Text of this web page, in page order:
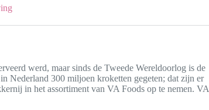
werd, maar sinds de Tweede Wereldoorlog is de
Nederland 300 miljoen kroketten gegeten; dat zijn er
in het assortiment van VA Foods op te nemen. VA